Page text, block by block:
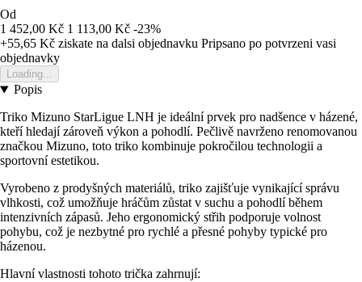
Od
1 452,00 Kč 1 113,00 Kč -23%
+55,65 Kč ziskate na dalsi objednavku Pripsano po potvrzeni vasi
objednavky
Loading...
Popis
Triko Mizuno StarLigue LNH je ideální prvek pro nadšence v házené,
kteří hledají zároveň výkon a pohodlí. Pečlivě navrženo renomovanou
značkou Mizuno, toto triko kombinuje pokročilou technologii a
sportovní estetikou.
Vyrobeno z prodyšných materiálů, triko zajišťuje vynikající správu
vlhkosti, což umožňuje hráčům zůstat v suchu a pohodlí během
intenzivních zápasů. Jeho ergonomický střih podporuje volnost
pohybu, což je nezbytné pro rychlé a přesné pohyby typické pro
házenou.
Hlavní vlastnosti tohoto trička zahrnují: